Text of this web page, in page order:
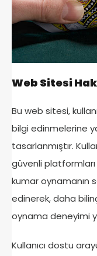
Web Sitesi
Bu web sitesi,
bilgi edinmelerine
tasarlanmıştır.
güvenli
kumar oynamanın
edinerek, daha
oynama deneyimi
Kullanıcı dostu